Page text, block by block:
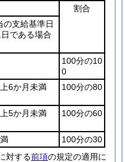
割合
の支給基準日
である場合
100分の10
0
6か月未満 100分の80
5か月未満 100分の60
100分の30
対する前項の規定の適用に